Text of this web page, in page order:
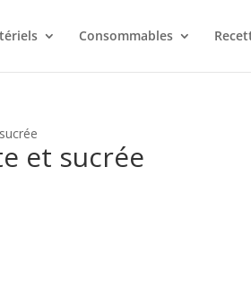
Consommables
et sucrée